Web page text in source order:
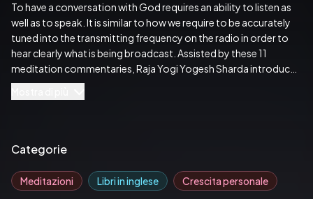
To have a conversation with God requires an ability to listen as
well as to speak. It is similar to how we require to be accurately
tuned into the transmitting frequency on the radio in order to
hear clearly what is being broadcast. Assisted by these 11
meditation commentaries, Raja Yogi Yogesh Sharda introduces
us to the experiences we can hope to claim for ourselves by
being able to accurately 'tune in' to that most divine and
Categorie
Meditazioni Libri in inglese Crescita personale